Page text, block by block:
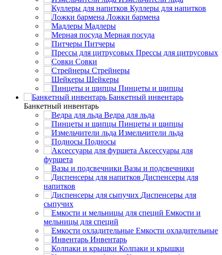
Куллеры для напитков
Ложки бармена
Мадлеры
Мерная посуда
Питчеры
Прессы для цитрусовых
Совки
Стрейнеры
Шейкеры
Пинцеты и щипцы
Банкетный инвентарь
Банкетный инвентарь
Ведра для льда
Пинцеты и щипцы
Измельчители льда
Подносы
Аксессуары для
фуршета
Вазы и подсвечники
Диспенсеры для
напитков
Диспенсеры для
сыпучих
Емкости и
мельницы для специй
Емкости охладительные
Инвентарь
Колпаки и крышки